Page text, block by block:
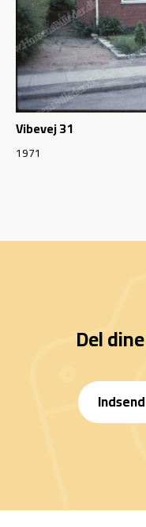
Vibevej 31
1971
Del